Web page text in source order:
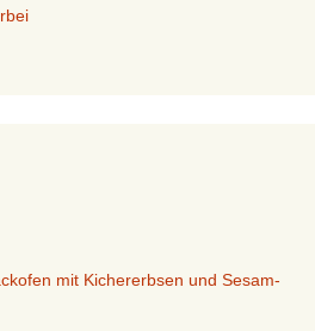
mit Kichererbsen und Sesam-